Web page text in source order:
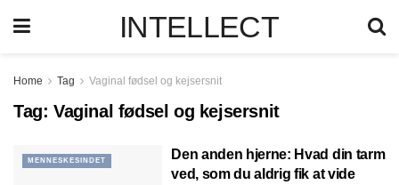
INTELLECT
Home Tag Vaginal fødsel og kejsersnit
Tag: Vaginal fødsel og kejsersnit
MENNESKESINDET
Den anden hjerne: Hvad din tarm
ved, som du aldrig fik at vide